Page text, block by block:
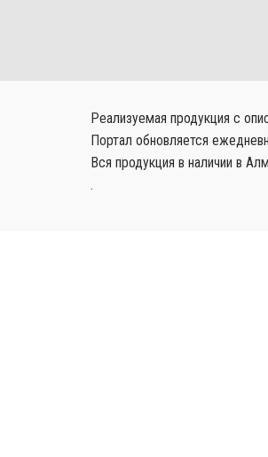
Реализуемая продукция с
Портал обновляется
Вся продукция в наличии в
.